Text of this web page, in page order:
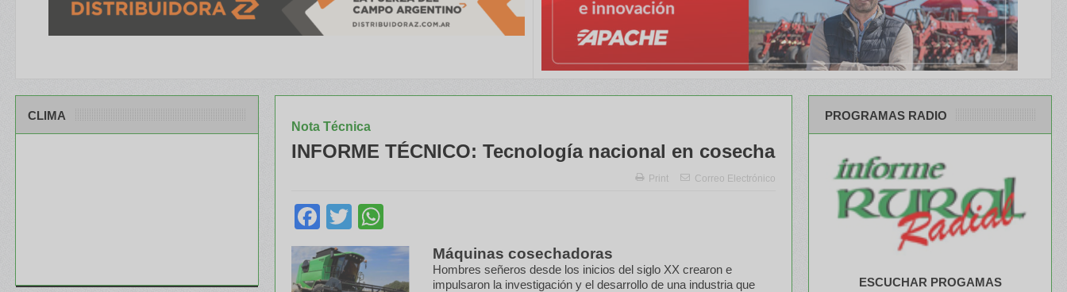
Nota Técnica
INFORME TÉCNICO: Tecnología nacional en cosecha
Print Correo Electrónico
Facebook
Twitter
Máquinas cosechadoras
Hombres señeros desde los inicios del siglo XX crearon e
impulsaron la investigación y el desarrollo de una industria que
CLIMA PROGRAMAS RADIO
ESCUCHAR PROGAMAS